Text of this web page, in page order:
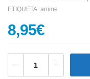
ETIQUETA: anime
8,95€